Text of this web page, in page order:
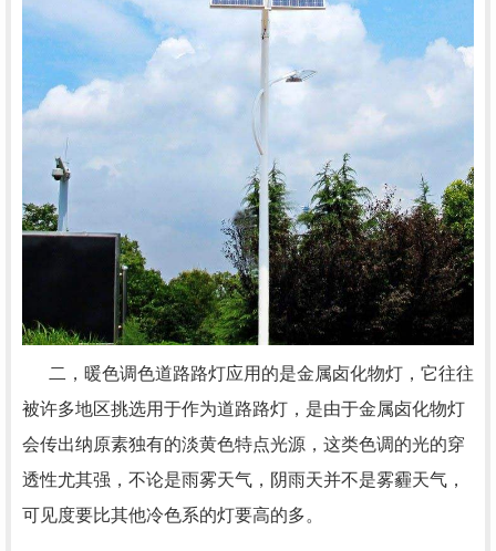
二，暖色调色道路路灯应用的是金属卤化物灯，它往往
被许多地区挑选用于作为道路路灯，是由于金属卤化物灯
会传出纳原素独有的淡黄色特点光源，这类色调的光的穿
透性尤其强，不论是雨雾天气，阴雨天并不是雾霾天气，
可见度要比其他冷色系的灯要高的多。